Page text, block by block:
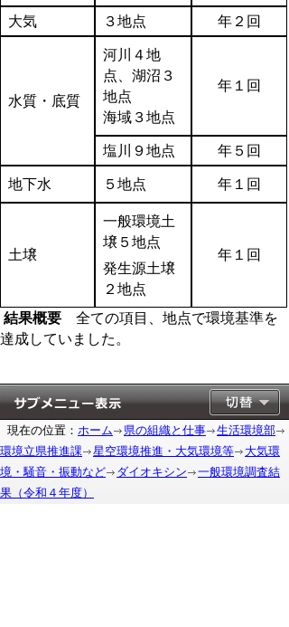
大気
３地点 年２回
水質・底質
河川４地
点、湖沼３
地点
海域３地点
年１回
塩川９地点 年５回
地下水 ５地点 年１回
土壌
一般環境土
壌５地点
発生源土壌
２地点
年１回
結果概要 全ての項目、地点で環境基準を
達成していました。
現在の位置： ホーム 県の組織と仕事
生活環境部
環境立県推進課
星空環境推進・大気環境等
大気環
境・騒音・振動など
ダイオキシン
一般環境調査結
果（令和４年度）